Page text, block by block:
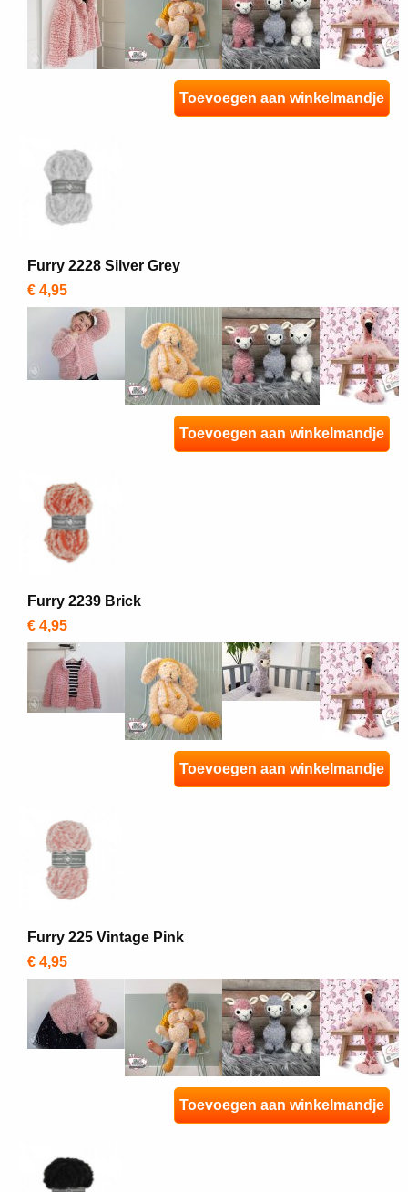
Toevoegen aan winkelmandje
Furry 2228 Silver Grey
€ 4,95
Toevoegen aan winkelmandje
Furry 2239 Brick
€ 4,95
Toevoegen aan winkelmandje
Furry 225 Vintage Pink
€ 4,95
Toevoegen aan winkelmandje